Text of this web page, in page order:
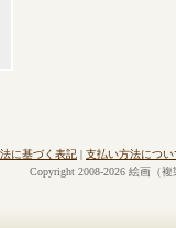
に基づく表記 | 支払い方法につい
Copyright 2008-2026 絵画（